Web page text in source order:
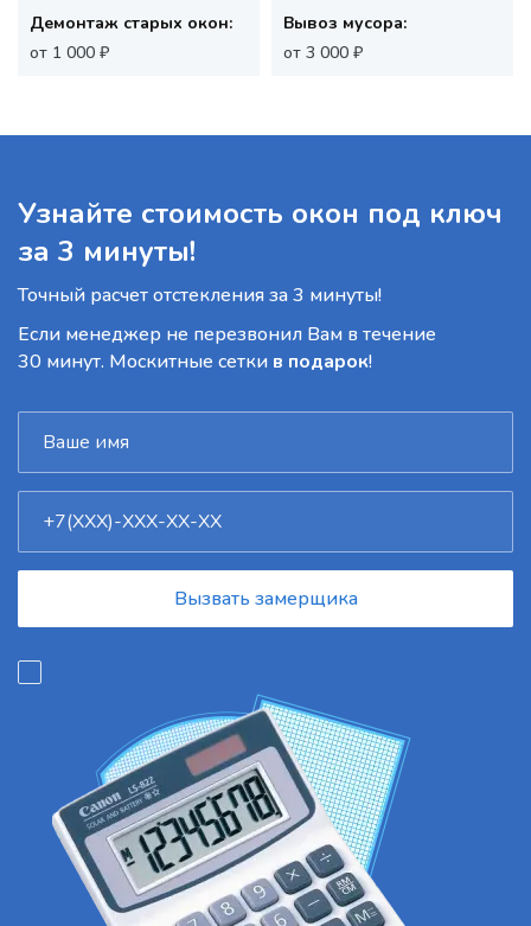
Демонтаж старых окон:
от 1 000 ₽
Вывоз мусора:
от 3 000 ₽
Узнайте стоимость окон под ключ
за 3 минуты!
Точный расчет отстекления за 3 минуты!
Если менеджер не перезвонил Вам в течение
30 минут. Москитные сетки в подарок!
Вызвать замерщика